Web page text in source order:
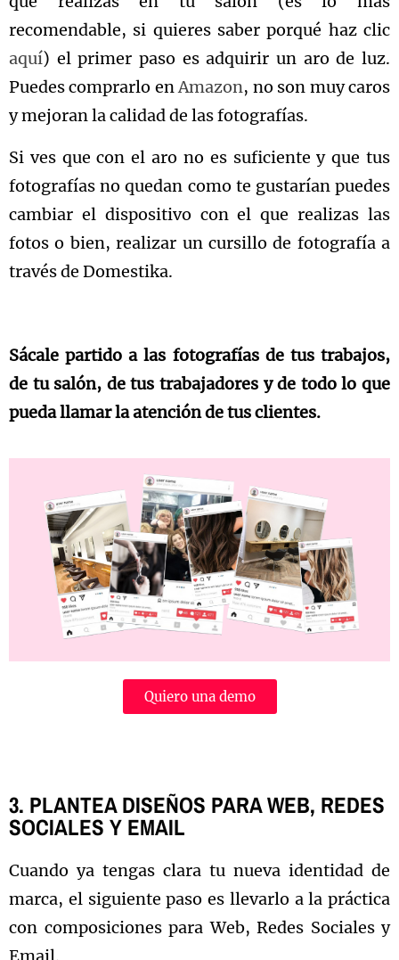
recomendable, si quieres saber porqué haz clic
aquí) el primer paso es adquirir un aro de luz.
Puedes comprarlo en Amazon, no son muy caros
y mejoran la calidad de las fotografías.
Si ves que con el aro no es suficiente y que tus
fotografías no quedan como te gustarían puedes
cambiar el dispositivo con el que realizas las
fotos o bien, realizar un cursillo de fotografía a
través de Domestika.
Sácale partido a las fotografías de tus trabajos,
de tu salón, de tus trabajadores y de todo lo que
pueda llamar la atención de tus clientes.
Quiero una demo
3. PLANTEA DISEÑOS PARA WEB, REDES
SOCIALES Y EMAIL
Cuando ya tengas clara tu nueva identidad de
marca, el siguiente paso es llevarlo a la práctica
con composiciones para Web, Redes Sociales y
Email.